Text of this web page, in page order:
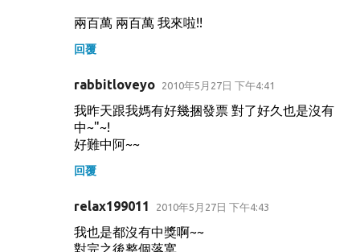
兩百萬 兩百萬 我來啦!!
回覆
rabbitloveyo 2010年5月27日 下午4:41
我昨天跟我媽有好幾捆發票 對了好久也是沒有
中~"~!
好難中阿~~
回覆
relax199011 2010年5月27日 下午4:43
我也是都沒有中獎啊~~
對完之後整個落寞